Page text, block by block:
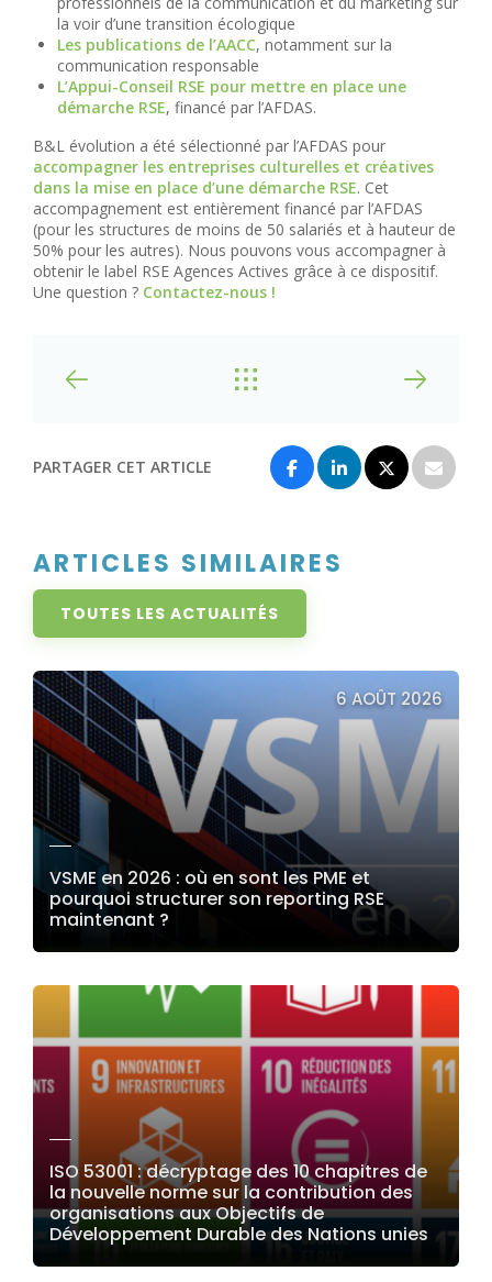
la voir d’une transition écologique
Les publications de l’AACC, notamment sur la
communication responsable
L’Appui-Conseil RSE pour mettre en place une
démarche RSE, financé par l’AFDAS.
B&L évolution a été sélectionné par l’AFDAS pour
accompagner les entreprises culturelles et créatives
dans la mise en place d’une démarche RSE. Cet
accompagnement est entièrement financé par l’AFDAS
(pour les structures de moins de 50 salariés et à hauteur de
50% pour les autres). Nous pouvons vous accompagner à
obtenir le label RSE Agences Actives grâce à ce dispositif.
Une question ? Contactez-nous !
PARTAGER CET ARTICLE
ARTICLES SIMILAIRES
TOUTES LES ACTUALITÉS
6 AOÛT 2026
VSME en 2026 : où en sont les PME et
pourquoi structurer son reporting RSE
maintenant ?
ISO 53001 : décryptage des 10 chapitres de
la nouvelle norme sur la contribution des
organisations aux Objectifs de
Développement Durable des Nations unies